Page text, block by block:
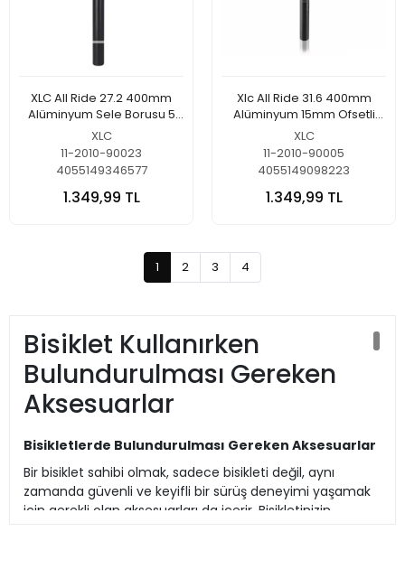
XLC All Ride 27.2 400mm
Alüminyum Sele Borusu 5
mm Offset
XLC
11-2010-90023
4055149346577
1.349,99 TL
Xlc All Ride 31.6 400mm
Alüminyum 15mm Ofsetli
Sele Borusu
XLC
11-2010-90005
4055149098223
1.349,99 TL
1 2 3 4
Bisiklet Kullanırken
Bulundurulması Gereken
Aksesuarlar
Bisikletlerde Bulundurulması Gereken Aksesuarlar
Bir bisiklet sahibi olmak, sadece bisikleti değil, aynı
zamanda güvenli ve keyifli bir sürüş deneyimi yaşamak
için gerekli olan aksesuarları da içerir. Bisikletinizin